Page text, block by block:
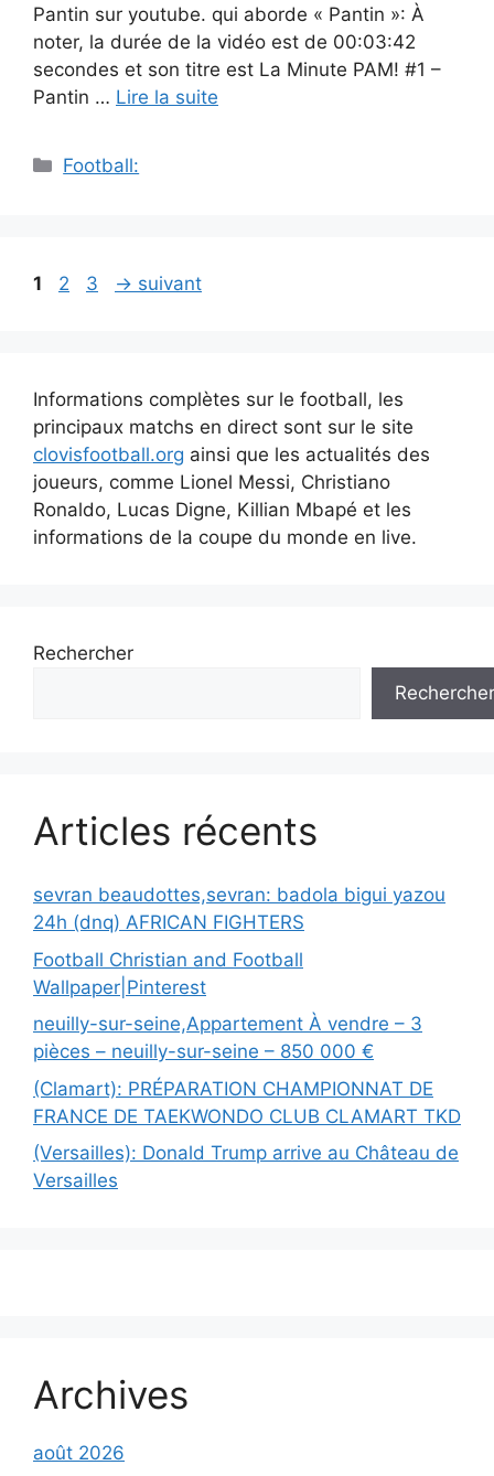
Pantin sur youtube. qui aborde « Pantin »: À
noter, la durée de la vidéo est de 00:03:42
secondes et son titre est La Minute PAM! #1 –
Pantin … Lire la suite
Catégories
Football:
Navigation
Page
1 Page
2 Page
3 → suivant
Informations complètes sur le football, les
principaux matchs en direct sont sur le site
clovisfootball.org ainsi que les actualités des
joueurs, comme Lionel Messi, Christiano
Ronaldo, Lucas Digne, Killian Mbapé et les
informations de la coupe du monde en live.
Rechercher
Rechercher
Articles récents
sevran beaudottes,sevran: badola bigui yazou
24h (dnq) AFRICAN FIGHTERS
Football Christian and Football
Wallpaper|Pinterest
neuilly-sur-seine,Appartement À vendre – 3
pièces – neuilly-sur-seine – 850 000 €
(Clamart): PRÉPARATION CHAMPIONNAT DE
FRANCE DE TAEKWONDO CLUB CLAMART TKD
(Versailles): Donald Trump arrive au Château de
Versailles
Archives
août 2026